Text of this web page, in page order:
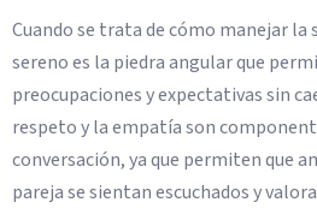
Cuando se trata de cómo manejar
sereno es la piedra angular que
preocupaciones y expectativas sin
respeto y la empatía son
conversación, ya que permiten que
pareja se sientan escuchados y